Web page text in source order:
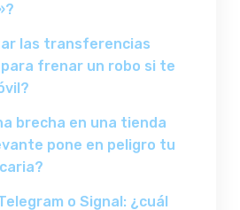
las transferencias
frenar un robo si te
brecha en una tienda
pone en peligro tu
o Signal: ¿cuál